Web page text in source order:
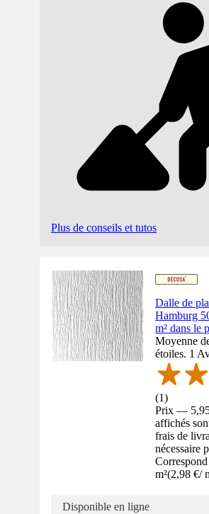
Plus de conseils et tutos
Dalle de
Hamburg
m² dans le
Moyenne
étoiles. 1
(1)
Prix —
affichés
frais de
nécessaire
m²(2,98 €/
Disponible en ligne